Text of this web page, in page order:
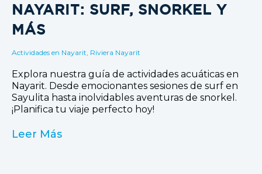
NAYARIT: SURF, SNORKEL Y
MÁS
Actividades en Nayarit Riviera Nayarit
Explora nuestra guía de actividades acuáticas en
Nayarit. Desde emocionantes sesiones de surf en
Sayulita hasta inolvidables aventuras de snorkel.
¡Planifica tu viaje perfecto hoy!
Leer Más